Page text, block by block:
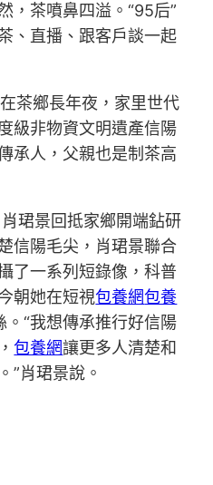
，茶噴鼻四溢。“95后”
、直播、跟客戶談一起
茶鄉長年夜，家里世代
級非物資文明遺產信陽
承人，父親也是制茶高
珺景回抵家鄉開端鉆研
信陽毛尖，肖珺景聯合
了一系列短錄像，科普
朝她在短視包養網包養
“我想傳承推行好信陽
包養網讓更多人清楚和
”肖珺景說。